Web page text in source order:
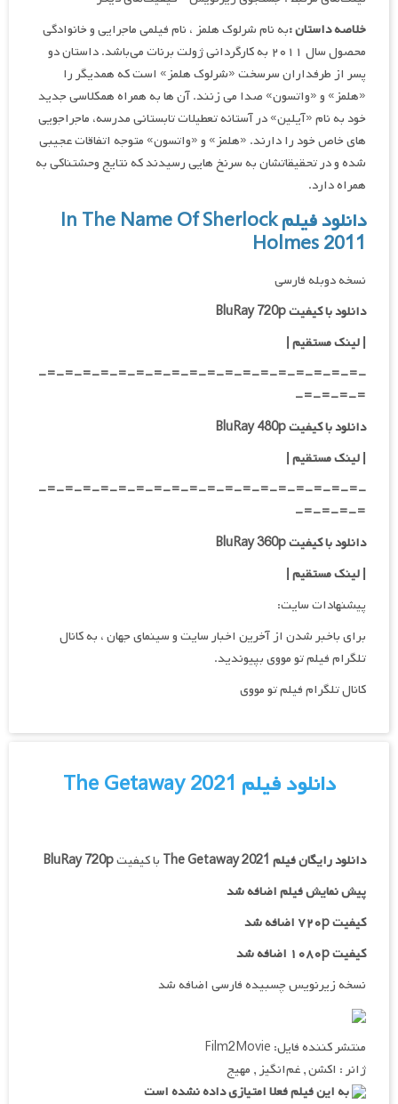
خلاصه داستان :به نام شرلوک هلمز ، نام فیلمی ماجرایی و خانوادگی
محصول سال ۲۰۱۱ به کارگردانی ژولت برنات می‌باشد. داستان دو
پسر از طرفداران سرسخت «شرلوک هلمز» است که همدیگر را
«هلمز» و «واتسون» صدا می زنند. آن ها به همراه همکلاسی جدید
خود به نام «آیلین» در آستانه تعطیلات تابستانی مدرسه، ماجراجویی
های خاص خود را دارند. «هلمز» و «واتسون» متوجه اتفاقات عجیبی
شده و در تحقیقاتشان به سرنخ هایی رسیدند که نتایج وحشتناکی به
همراه دارد.
دانلود فیلم In The Name Of Sherlock
Holmes 2011
نسخه دوبله فارسی
دانلود با کیفیت BluRay 720p
| لینک مستقیم |
-=-=-=-=-=-=-=-=-=-=-=-=-=-=-=-=-=-=-
=-=-=-=-
دانلود با کیفیت BluRay 480p
| لینک مستقیم |
-=-=-=-=-=-=-=-=-=-=-=-=-=-=-=-=-=-=-
=-=-=-=-
دانلود با کیفیت BluRay 360p
| لینک مستقیم |
پیشنهادات سایت:
برای باخبر شدن از آخرین اخبار سایت و سینمای جهان ، به کانال
تلگرام فیلم تو مووی بپیوندید.
کانال تلگرام فیلم تو مووی
دانلود فیلم The Getaway 2021
دانلود رایگان فیلم The Getaway 2021 با کیفیتBluRay 720p
پیش نمایش فیلم اضافه شد
کیفیت ۷۲۰p اضافه شد
کیفیت ۱۰۸۰p اضافه شد
نسخه زیرنویس چسبیده فارسی اضافه شد
منتشر کننده فایل: Film2Movie
ژانر : اکشن , غم‌انگیز , مهیج
به این فیلم فعلا امتیازی داده نشده است